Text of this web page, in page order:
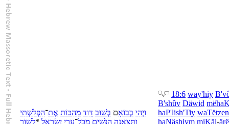
וַיְהִי בְּבוֹאָם בְּשׁוּב דָּוִד מֵהַכּוֹת אֶת־הַפְּלִשְׁתִּי
וַתֵּצֶאנָה הַנָּשִׁים מִכָּל־עָרֵי יִשְׂרָאֵל *לָשׁוֹר
18:6 way'hiy B'
B'shûv Däwid më
haP'lish'Tiy wa
haNäshiym miKäl-